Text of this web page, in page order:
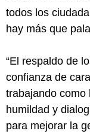
todos los
hay más que
“El respaldo de
confianza de
trabajando como
humildad y
para mejorar la